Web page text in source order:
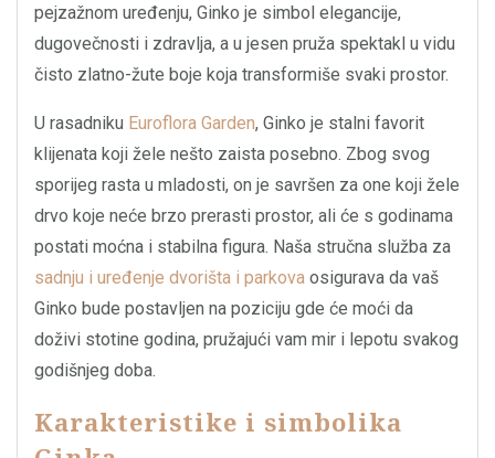
pejzažnom uređenju, Ginko je simbol elegancije,
dugovečnosti i zdravlja, a u jesen pruža spektakl u vidu
čisto zlatno-žute boje koja transformiše svaki prostor.
U rasadniku Euroflora Garden, Ginko je stalni favorit
klijenata koji žele nešto zaista posebno. Zbog svog
sporijeg rasta u mladosti, on je savršen za one koji žele
drvo koje neće brzo prerasti prostor, ali će s godinama
postati moćna i stabilna figura. Naša stručna služba za
sadnju i uređenje dvorišta i parkova osigurava da vaš
Ginko bude postavljen na poziciju gde će moći da
doživi stotine godina, pružajući vam mir i lepotu svakog
godišnjeg doba.
Karakteristike i simbolika